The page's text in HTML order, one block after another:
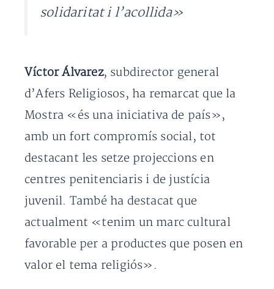
solidaritat i l’acollida»
Víctor Álvarez, subdirector general
d’Afers Religiosos, ha remarcat que la
Mostra «és una iniciativa de país»,
amb un fort compromís social, tot
destacant les setze projeccions en
centres penitenciaris i de justícia
juvenil. També ha destacat que
actualment «tenim un marc cultural
favorable per a productes que posen en
valor el tema religiós».